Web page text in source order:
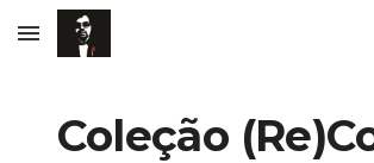
Skip to main content
Coleção